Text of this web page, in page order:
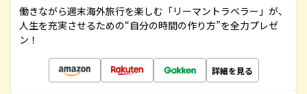
働きながら週末海外旅行を楽しむ「リーマントラベラー」が、
人生を充実させるための“自分の時間の作り方”を全力プレゼ
ン！
詳細を見る